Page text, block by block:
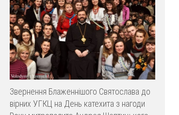
Звернення Блаженнішого Святослава до
вірних УГКЦ на День катехита з нагоди